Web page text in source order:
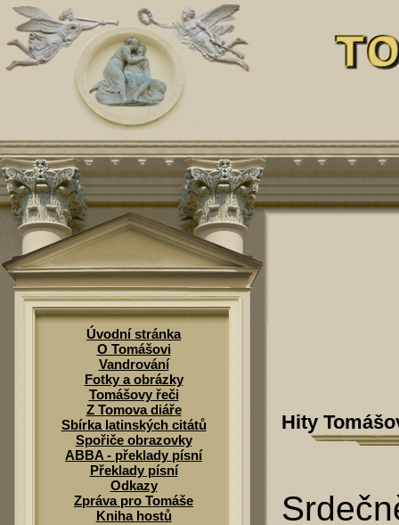
Úvodní stránka
O Tomášovi
Vandrování
Fotky a obrázky
Tomášovy řeči
Z Tomova diáře
Sbírka latinských citátů
Spořiče obrazovky
ABBA - překlady písní
Překlady písní
Odkazy
Zpráva pro Tomáše
Kniha hostů
Hity